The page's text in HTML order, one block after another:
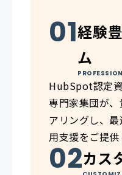
経験
ム
HubSpot認定
専門家集団が
アリングし、
用支援をご提供
カス